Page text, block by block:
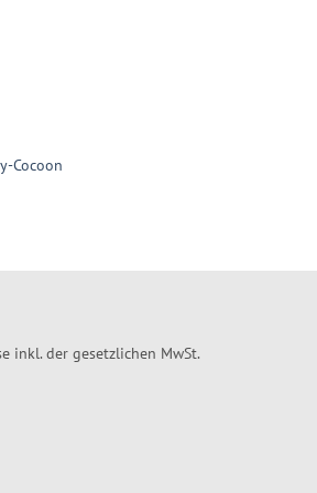
Cocoon
inkl. der gesetzlichen MwSt.